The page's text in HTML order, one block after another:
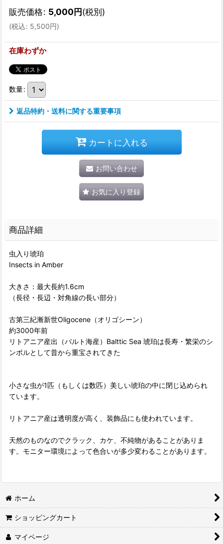
販売価格: 5,000円(税別)
(税込: 5,500円)
在庫わずか
数量:
返品特約・送料に関する重要事項
カートに入れる
お問い合わせ
お気に入り登録
商品詳細
虫入り琥珀
Insects in Amber
大きさ：最大長約1.6cm
（長径・長辺・対角線の長い部分）
古第三紀漸新世Oligocene（オリゴシーン）
約3000年前
リトアニア産出（バルト海産）Balttic Sea 琥珀は長寿・繁栄のシ
ンボルとして昔から重宝されてきた
小さな虫が1匹（もしくは数匹）美しい琥珀の中に閉じ込められ
ています。
リトアニア産は透明度が高く、装飾品にも使われています。
天然のものなのでクラック、カケ、不純物があることがありま
す。モニター環境によって色合いが多少変わることがあります。
ホーム
ショッピングカート
マイページ